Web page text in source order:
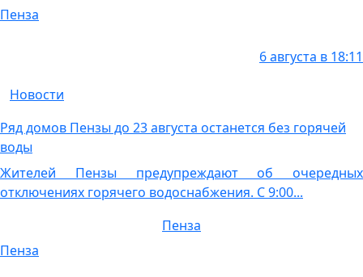
Пенза
6 августа в 18:11
Новости
Ряд домов Пензы до 23 августа останется без горячей
воды
Жителей Пензы предупреждают об очередных
отключениях горячего водоснабжения. С 9:00...
Пенза
Пенза